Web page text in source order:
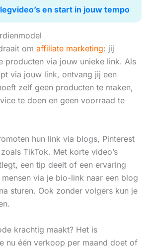
en start in jouw tempo
om affiliate marketing: jij
producten via jouw unieke link. Als
via jouw link, ontvang jij een
zelf geen producten te maken,
te doen en geen voorraad te
hun link via blogs, Pinterest
TikTok. Met korte video’s
een tip deelt of een ervaring
via je bio-link naar een blog
sturen. Ook zonder volgers kun je
krachtig maakt? Het is
nu één verkoop per maand doet of